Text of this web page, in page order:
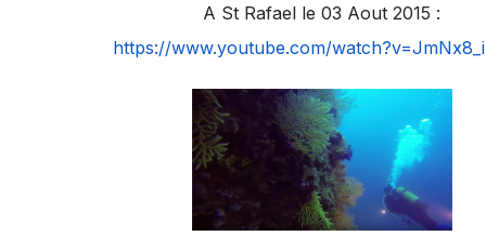
A St Rafael le 03 Aout 2015 :
https://www.youtube.com/